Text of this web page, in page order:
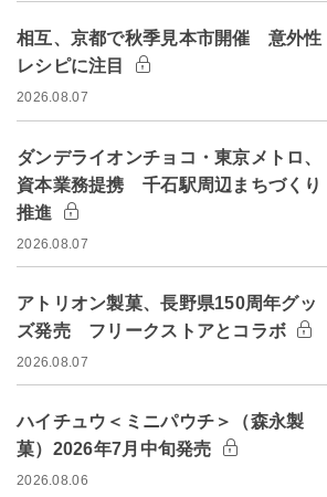
相互、京都で秋季見本市開催 意外性
レシピに注目
2026.08.07
ダンデライオンチョコ・東京メトロ、
資本業務提携 千石駅周辺まちづくり
推進
2026.08.07
アトリオン製菓、長野県150周年グッ
ズ発売 フリークストアとコラボ
2026.08.07
ハイチュウ＜ミニパウチ＞（森永製
菓）2026年7月中旬発売
2026.08.06